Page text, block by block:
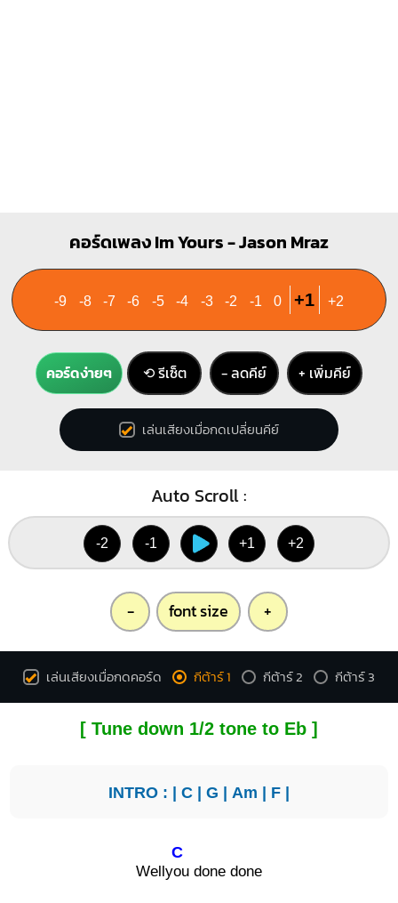
คอร์ดเพลง Im Yours - Jason Mraz
-9 -8 -7 -6 -5 -4 -3 -2 -1 0 +1 +2
คอร์ดง่ายๆ ⟲ รีเซ็ต − ลดคีย์ + เพิ่มคีย์
เล่นเสียงเมื่อกดเปลี่ยนคีย์
Auto Scroll :
-2 -1 +1 +2
- font size +
เล่นเสียงเมื่อกดคอร์ด กีต้าร์ 1 กีต้าร์ 2 กีต้าร์ 3
[ Tune down 1/2 tone to Eb ]
INTRO : | C | G | Am | F |
Welly
C
ou done done